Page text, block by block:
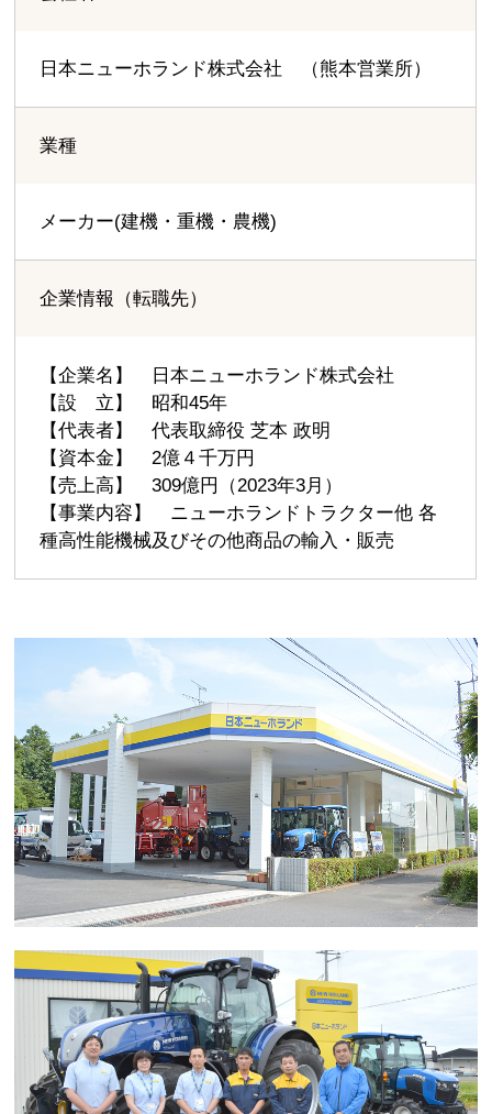
日本ニューホランド株式会社 （熊本営業所）
業種
メーカー(建機・重機・農機)
企業情報（転職先）
【企業名】 日本ニューホランド株式会社
【設 立】 昭和45年
【代表者】 代表取締役 芝本 政明
【資本金】 2億４千万円
【売上高】 309億円（2023年3月）
【事業内容】 ニューホランドトラクター他 各
種高性能機械及びその他商品の輸入・販売